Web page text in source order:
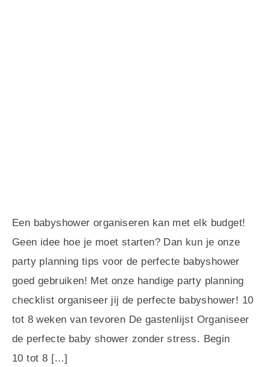
Een babyshower organiseren kan met elk budget!
Geen idee hoe je moet starten? Dan kun je onze
party planning tips voor de perfecte babyshower
goed gebruiken! Met onze handige party planning
checklist organiseer jij de perfecte babyshower! 10
tot 8 weken van tevoren De gastenlijst Organiseer
de perfecte baby shower zonder stress. Begin
10 tot 8 […]